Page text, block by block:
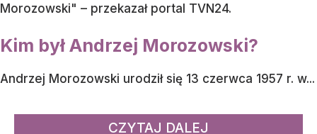
Morozowski" – przekazał portal TVN24.
Kim był Andrzej Morozowski?
Andrzej Morozowski urodził się 13 czerwca 1957 r. w...
CZYTAJ DALEJ